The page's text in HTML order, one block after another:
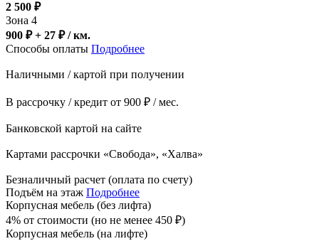
2 500 ₽
Зона 4
900 ₽ + 27 ₽/ км.
Способы оплаты Подробнее
Наличными / картой при получении
В рассрочку / кредит от 900 ₽ / мес.
Банковской картой на сайте
Картами рассрочки «Свобода», «Халва»
Безналичный расчет (оплата по счету)
Подъём на этаж Подробнее
Корпусная мебель (без лифта)
4% от стоимости (но не менее 450 ₽)
Корпусная мебель (на лифте)